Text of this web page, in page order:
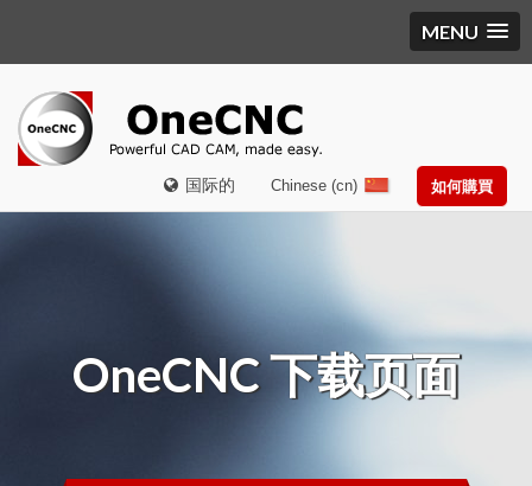
MENU
国际的 如何購買
Chinese (cn)
OneCNC下载页面